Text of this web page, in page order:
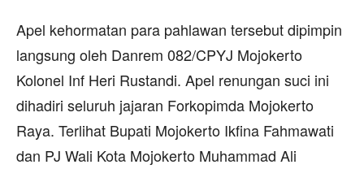
Apel kehormatan para pahlawan tersebut dipimpin
langsung oleh Danrem 082/CPYJ Mojokerto
Kolonel Inf Heri Rustandi. Apel renungan suci ini
dihadiri seluruh jajaran Forkopimda Mojokerto
Raya. Terlihat Bupati Mojokerto Ikfina Fahmawati
dan PJ Wali Kota Mojokerto Muhammad Ali